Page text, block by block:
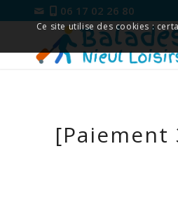
06 17 02 26 80
[Paiement
Ce site utilise des cookies :